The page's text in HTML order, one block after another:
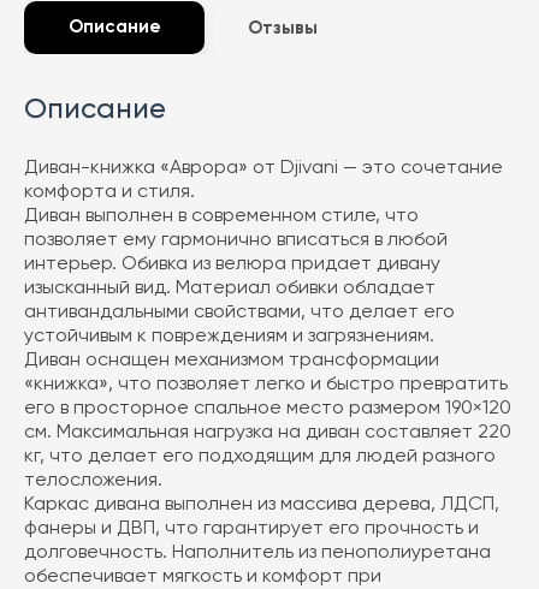
Описание Отзывы
Описание
Диван-книжка «Аврора» от Djivani — это сочетание
комфорта и стиля.
Диван выполнен в современном стиле, что
позволяет ему гармонично вписаться в любой
интерьер. Обивка из велюра придает дивану
изысканный вид. Материал обивки обладает
антивандальными свойствами, что делает его
устойчивым к повреждениям и загрязнениям.
Диван оснащен механизмом трансформации
«книжка», что позволяет легко и быстро превратить
его в просторное спальное место размером 190×120
см. Максимальная нагрузка на диван составляет 220
кг, что делает его подходящим для людей разного
телосложения.
Каркас дивана выполнен из массива дерева, ЛДСП,
фанеры и ДВП, что гарантирует его прочность и
долговечность. Наполнитель из пенополиуретана
обеспечивает мягкость и комфорт при